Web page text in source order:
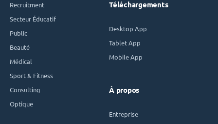
Recruitment
Secteur Éducatif
Public
Beauté
Médical
Sport & Fitness
Consulting
Optique
Téléchargements
Desktop App
Tablet App
Mobile App
À propos
Entreprise